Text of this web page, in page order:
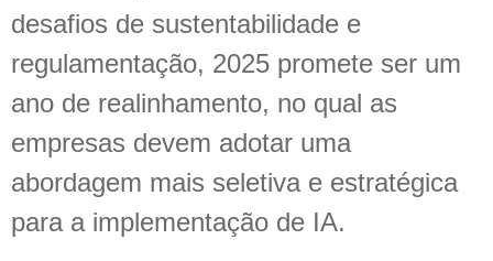
desafios de sustentabilidade e
regulamentação, 2025 promete ser um
ano de realinhamento, no qual as
empresas devem adotar uma
abordagem mais seletiva e estratégica
para a implementação de IA.